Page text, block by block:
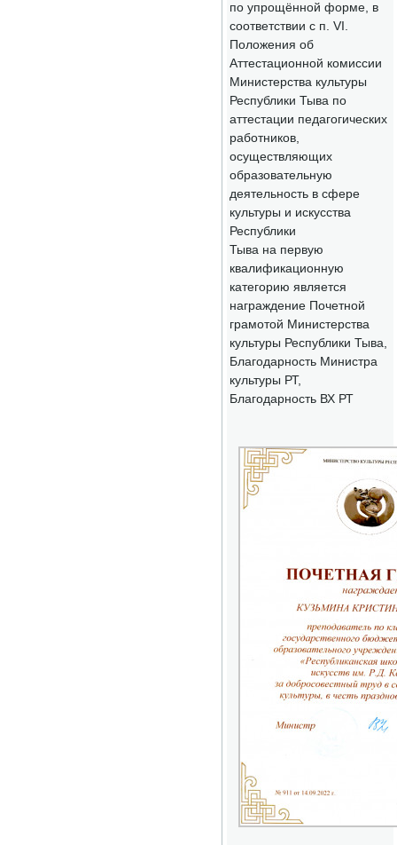
по упрощённой форме, в
соответствии с п. VI.
Положения об
Аттестационной комиссии
Министерства культуры
Республики Тыва по
аттестации педагогических
работников,
осуществляющих
образовательную
деятельность в сфере
культуры и искусства
Республики
Тыва на первую
квалификационную
категорию является
награждение Почетной
грамотой Министерства
культуры Республики Тыва,
Благодарность Министра
культуры РТ,
Благодарность ВХ РТ